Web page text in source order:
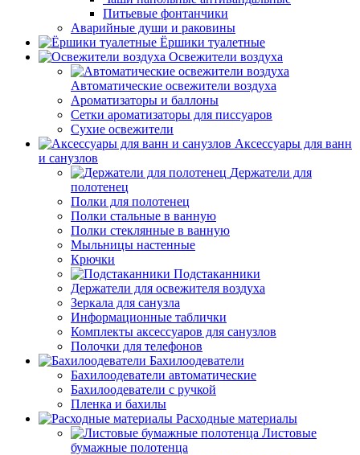
Питьевые фонтанчики
Аварийные души и раковины
Ёршики туалетные
Освежители воздуха
Автоматические освежители воздуха
Ароматизаторы и баллоны
Сетки ароматизаторы для писсуаров
Сухие освежители
Аксессуары для ванн
и санузлов
Держатели для
полотенец
Полки для полотенец
Полки стальные в ванную
Полки стеклянные в ванную
Мыльницы настенные
Крючки
Подстаканники
Держатели для освежителя воздуха
Зеркала для санузла
Информационные таблички
Комплекты аксессуаров для санузлов
Полочки для телефонов
Бахилоодеватели
Бахилоодеватели автоматические
Бахилоодеватели с ручкой
Пленка и бахилы
Расходные материалы
Листовые
бумажные полотенца